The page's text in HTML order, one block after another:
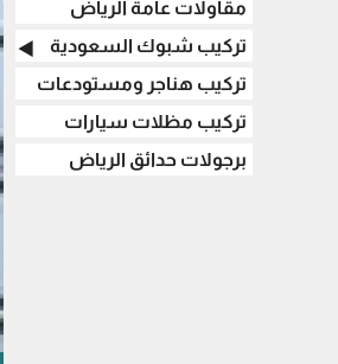
مقاولات عامة الرياض
تركيب شبوك السعودية
◀️
تركيب هناجر ومستودعات
تركيب مظلات سيارات
برجولات حدائق الرياض